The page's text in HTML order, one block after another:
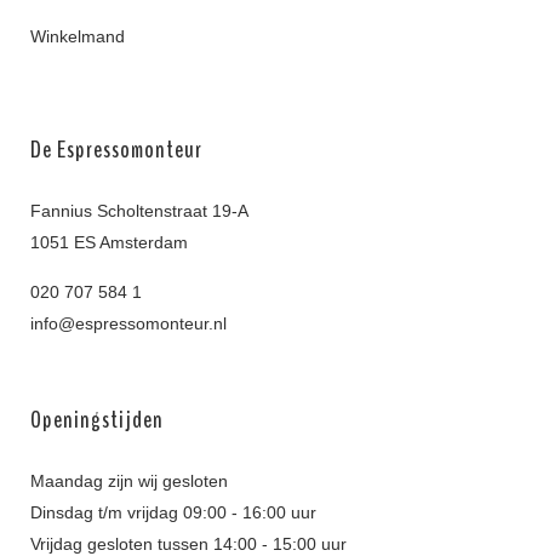
Winkelmand
De Espressomonteur
Fannius Scholtenstraat 19-A
1051 ES Amsterdam
020 707 584 1
info@espressomonteur.nl
Openingstijden
Maandag zijn wij gesloten
Dinsdag t/m vrijdag 09:00 - 16:00 uur
Vrijdag gesloten tussen 14:00 - 15:00 uur